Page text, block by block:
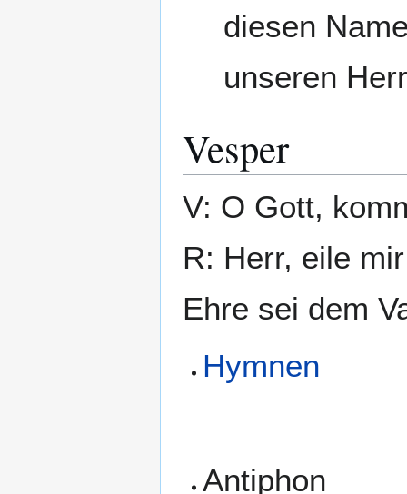
diesen
unseren
Vesper
V: O Gott,
R: Herr, eile
Ehre sei dem
Hymnen
Antiphon